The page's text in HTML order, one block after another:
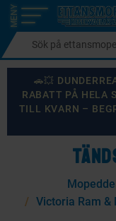
Meny
🚗💥
RABATT PÅ HELA
TILL KVARN –
Victoria Ram &